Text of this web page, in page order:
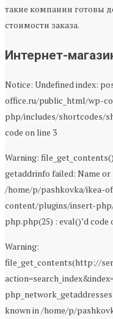
такие компании готовы
стоимости заказа.
Интернет-
Notice: Undefined index:
office.ru/public_html/wp-
php/includes/shortcodes/
code on line 3
Warning:
getaddrinfo failed: Name
/home/p/pashkovka/ikea-
content/plugins/insert-
php.php(25) : eval()’d code
Warning:
file_get_contents(http://
known in /home/p/